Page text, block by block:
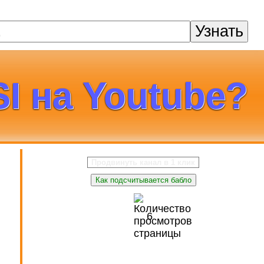
Узнать
на Youtube?
Как подсчитывается бабло
6